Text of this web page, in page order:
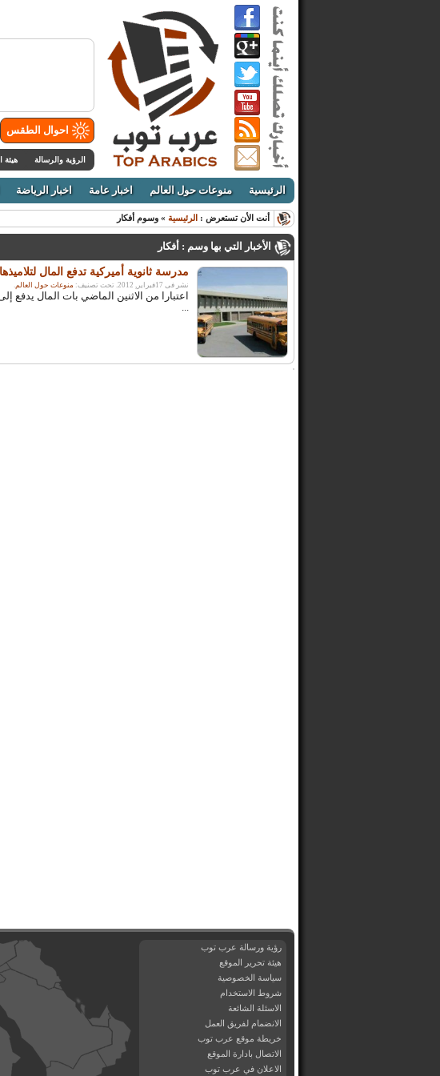
احوال الطقس
الرؤية والرسالة هيئة
الرئيسية منوعات حول العالم اخبار عامة اخبار الرياضة
أنت الأن تستعرض : الرئيسية » وسوم أفكار
الأخبار التي بها وسم : أفكار
مدرسة ثانوية أميركية تدفع المال
نشر فى 17فبراير, 2012. تحت تصنيف: منوعات حول العالم.
اعتبارا من الاثنين الماضي بات المال يدفع
...
رؤية ورسالة عرب توب
هيئة تحرير الموقع
سياسة الخصوصية
شروط الاستخدام
الاسئلة الشائعة
الانضمام لفريق العمل
خريطة موقع عرب توب
الاتصال بادارة الموقع
الاعلان في عرب توب